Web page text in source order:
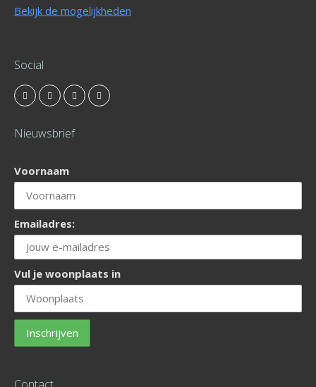
Bekijk de mogelijkheden
Social
Nieuwsbrief
Voornaam
Emailadres:
Vul je woonplaats in